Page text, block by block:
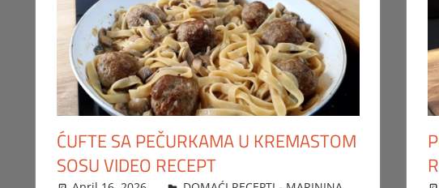
ĆUFTE SA PEČURKAMA U KREMASTOM
SOSU VIDEO RECEPT